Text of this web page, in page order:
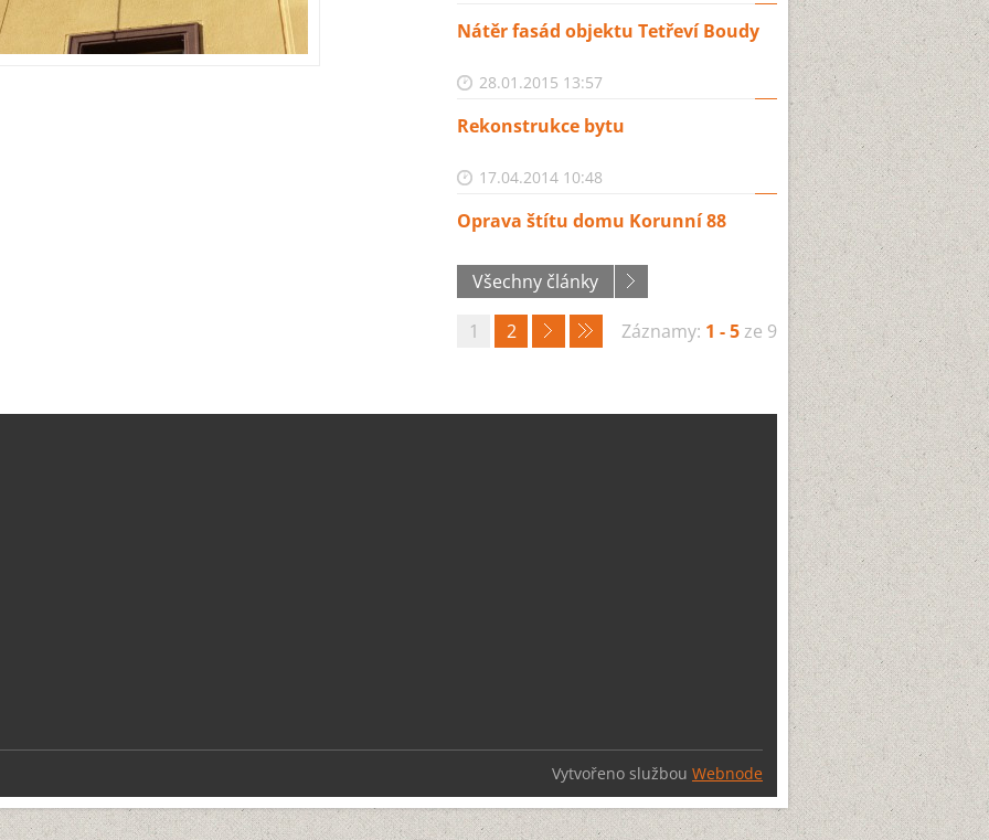
Nátěr fasád objektu Tetřeví Boudy
28.01.2015 13:57
Rekonstrukce bytu
17.04.2014 10:48
Oprava štítu domu Korunní 88
Všechny články
Záznamy: 1 - 5ze 9
1 2
Vytvořeno službou Webnode